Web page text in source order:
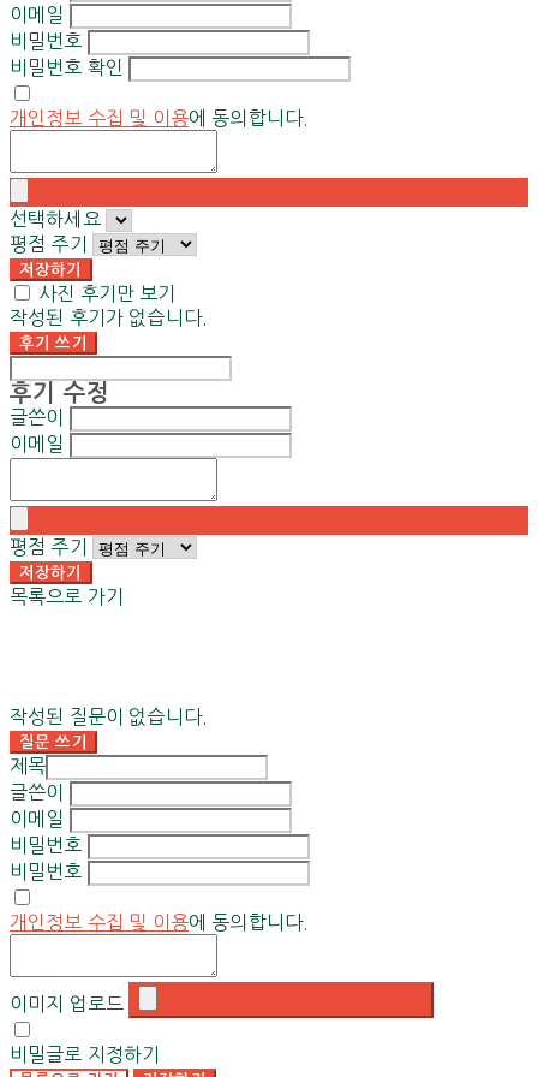
이메일
비밀번호
비밀번호 확인
개인정보 수집 및 이용에 동의합니다.
선택하세요
평점 주기
저장하기
사진 후기만 보기
작성된 후기가 없습니다.
후기 쓰기
후기 수정
글쓴이
이메일
평점 주기
저장하기
목록으로 가기
작성된 질문이 없습니다.
질문 쓰기
제목
글쓴이
이메일
비밀번호
비밀번호
개인정보 수집 및 이용에 동의합니다.
이미지 업로드
비밀글로 지정하기